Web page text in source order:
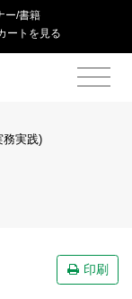
ー/書籍
ートを見る
務実践)
印刷